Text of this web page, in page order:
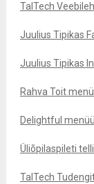
TalTech
Juulius Tipikas
Juulius Tipikas
Rahva Toit
Delightful menüü
Üliõpilaspileti
TalTech